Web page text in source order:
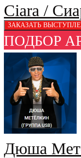
Ciara /
ПОДБОР
Дюша